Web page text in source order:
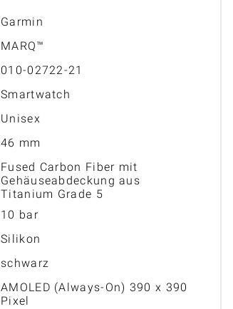
Garmin
MARQ™
010-02722-21
Smartwatch
Unisex
46 mm
Fused Carbon Fiber mit
Gehäuseabdeckung aus
Titanium Grade 5
10 bar
Silikon
schwarz
AMOLED (Always-On) 390 x 390
Pixel